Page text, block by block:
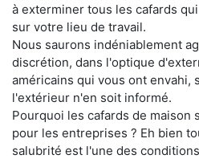
à exterminer tous les cafards
sur votre lieu de travail.
Nous saurons indéniablement
discrétion, dans l'optique
américains qui vous ont envahi,
l'extérieur n'en soit informé.
Pourquoi les cafards de maison
pour les entreprises ? Eh bien
salubrité est l'une des